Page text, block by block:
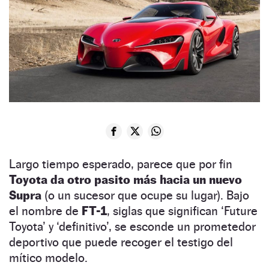
Largo tiempo esperado, parece que por fin
Toyota da otro pasito más hacia un nuevo
Supra (o un sucesor que ocupe su lugar). Bajo
el nombre de FT-1, siglas que significan ‘Future
Toyota’ y ‘definitivo’, se esconde un prometedor
deportivo que puede recoger el testigo del
mítico modelo.